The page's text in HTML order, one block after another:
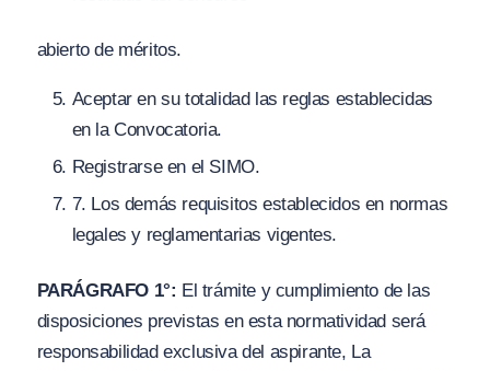
abierto de méritos.
Aceptar en su totalidad las reglas establecidas
en la Convocatoria.
Registrarse en el SIMO.
7. Los demás requisitos establecidos en normas
legales y reglamentarias vigentes.
PARÁGRAFO 1°: El trámite y cumplimiento de las
disposiciones previstas en esta normatividad será
responsabilidad exclusiva del aspirante, La